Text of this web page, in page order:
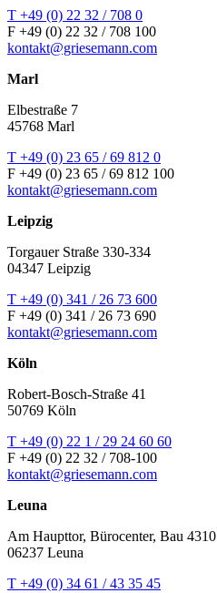
T +49 (0) 22 32 / 708 0
F +49 (0) 22 32 / 708 100
kontakt@griesemann.com
Marl
Elbestraße 7
45768 Marl
T +49 (0) 23 65 / 69 812 0
F +49 (0) 23 65 / 69 812 100
kontakt@griesemann.com
Leipzig
Torgauer Straße 330-334
04347 Leipzig
T +49 (0) 341 / 26 73 600
F +49 (0) 341 / 26 73 690
kontakt@griesemann.com
Köln
Robert-Bosch-Straße 41
50769 Köln
T +49 (0) 22 1 / 29 24 60 60
F +49 (0) 22 32 / 708-100
kontakt@griesemann.com
Leuna
Am Haupttor, Bürocenter, Bau 4310
06237 Leuna
T +49 (0) 34 61 / 43 35 45